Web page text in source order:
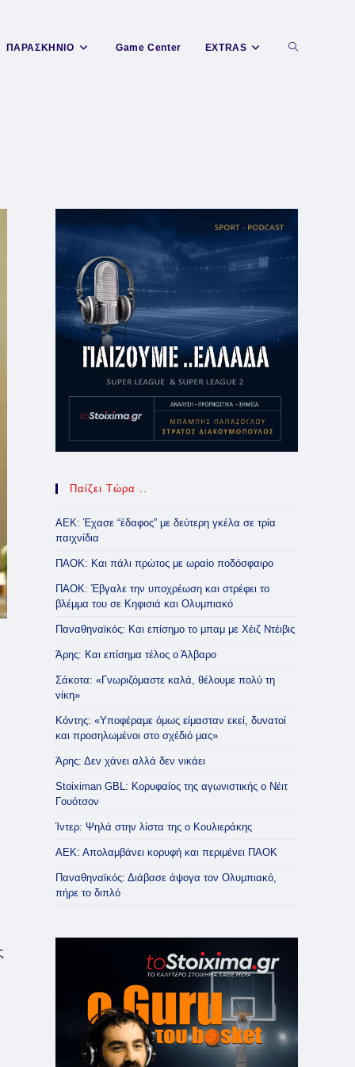
ΠΑΡΑΣΚΗΝΙΟ Game Center EXTRAS Toggle
Παίζει Τώρα ..
ΑΕΚ: Έχασε “έδαφος” με δεύτερη γκέλα σε τρία
παιχνίδια
ΠΑΟΚ: Και πάλι πρώτος με ωραίο ποδόσφαιρο
ΠΑΟΚ: Έβγαλε την υποχρέωση και στρέφει το
βλέμμα του σε Κηφισιά και Ολυμπιακό
Παναθηναϊκός: Και επίσημο το μπαμ με Χέιζ Ντέιβις
Άρης: Και επίσημα τέλος ο Άλβαρο
Σάκοτα: «Γνωριζόμαστε καλά, θέλουμε πολύ τη
νίκη»
Κόντης: «Υποφέραμε όμως είμασταν εκεί, δυνατοί
και προσηλωμένοι στο σχέδιό μας»
Άρης: Δεν χάνει αλλά δεν νικάει
Stoiximan GBL: Κορυφαίος της αγωνιστικής ο Νέιτ
Γουότσον
Ίντερ: Ψηλά στην λίστα της ο Κουλιεράκης
ΑΕΚ: Απολαμβάνει κορυφή και περιμένει ΠΑΟΚ
Παναθηναϊκός: Διάβασε άψογα τον Ολυμπιακό,
πήρε το διπλό